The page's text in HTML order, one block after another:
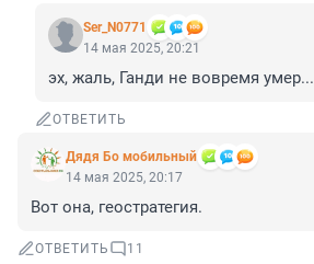
Ser_N0771
14 мая 2025, 20:21
эх, жаль, Ганди не вовремя умер...
ОТВЕТИТЬ
Дядя Бо мобильный
14 мая 2025, 20:17
Вот она, геостратегия.
ОТВЕТИТЬ 11